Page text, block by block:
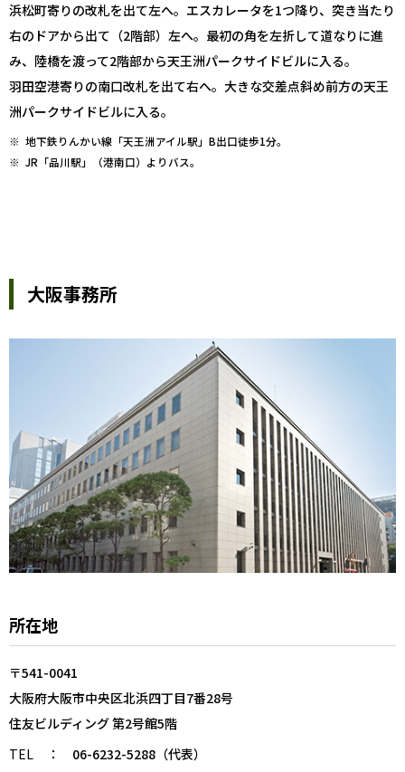
浜松町寄りの改札を出て左へ。エスカレータを1つ降り、突き当たり
右のドアから出て（2階部）左へ。最初の角を左折して道なりに進
み、陸橋を渡って2階部から天王洲パークサイドビルに入る。
羽田空港寄りの南口改札を出て右へ。大きな交差点斜め前方の天王
洲パークサイドビルに入る。
※ 地下鉄りんかい線「天王洲アイル駅」B出口徒歩1分。
※ JR「品川駅」（港南口）よりバス。
大阪事務所
所在地
〒541-0041
大阪府大阪市中央区北浜四丁目7番28号
住友ビルディング 第2号館5階
TEL
： 06-6232-5288（代表）